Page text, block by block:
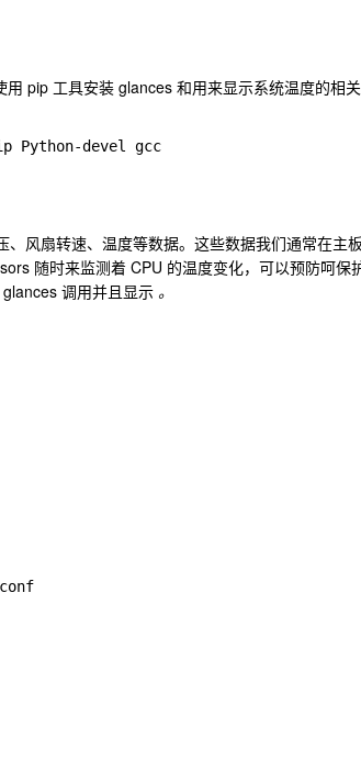
pip 工具安装 glances 和用来显示系统温度的相
Python-devel gcc
风扇转速、温度等数据。这些数据我们通常在主
随时来监测着 CPU 的温度变化，可以预防呵保
调用并且显示 。